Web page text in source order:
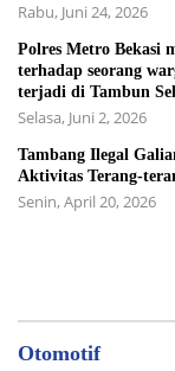
Rabu, Juni 24, 2026
Polres Metro Bekasi
terhadap seorang
terjadi di Tambun
Selasa, Juni 2, 2026
Tambang Ilegal
Aktivitas Terang-
Senin, April 20, 2026
Otomotif